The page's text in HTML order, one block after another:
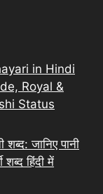
in Hindi
Royal &
Status
शब्द: जानिए पानी
हिंदी में